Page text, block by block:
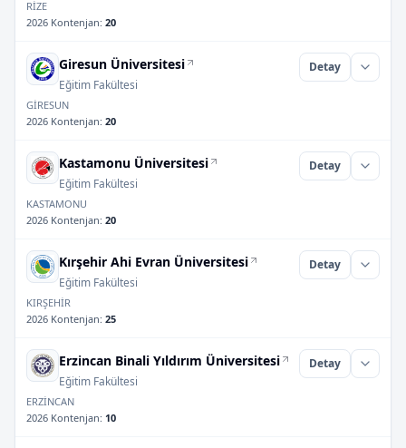
RİZE
2026 Kontenjan: 20
Giresun Üniversitesi
Eğitim Fakültesi
Detay
GİRESUN
2026 Kontenjan: 20
Kastamonu Üniversitesi
Eğitim Fakültesi
Detay
KASTAMONU
2026 Kontenjan: 20
Kırşehir Ahi Evran Üniversitesi
Eğitim Fakültesi
Detay
KIRŞEHİR
2026 Kontenjan: 25
Erzincan Binali Yıldırım Üniversitesi
Eğitim Fakültesi
Detay
ERZİNCAN
2026 Kontenjan: 10